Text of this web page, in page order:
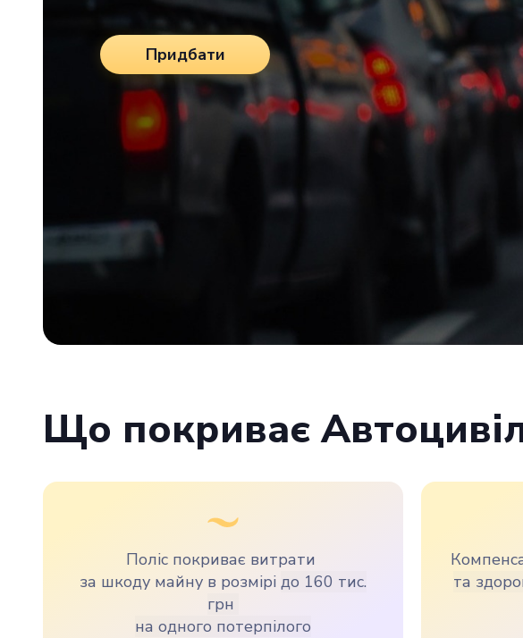
Придбати
Що покриває
Поліс покриває витрати
за шкоду майну в розмірі до 160 тис.
грн
на одного потерпілого
та